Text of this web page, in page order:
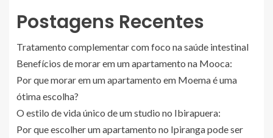
Postagens Recentes
Tratamento complementar com foco na saúde intestinal
Benefícios de morar em um apartamento na Mooca:
Por que morar em um apartamento em Moema é uma
ótima escolha?
O estilo de vida único de um studio no Ibirapuera:
Por que escolher um apartamento no Ipiranga pode ser